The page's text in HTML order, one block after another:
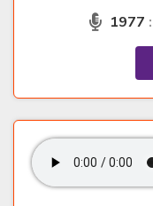
1977 :